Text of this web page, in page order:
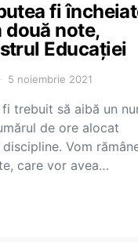
fi
note,
Educației
5 noiembrie 2021
trebuit să aibă un
de ore alocat
Vom
care vor avea…